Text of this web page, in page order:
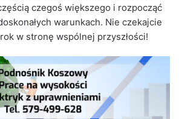
czegoś większego i rozpocząć
warunkach. Nie czekajcie
w stronę wspólnej przyszłości!